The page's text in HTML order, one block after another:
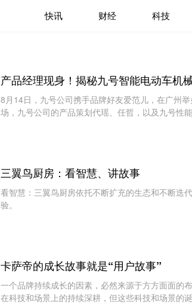
快讯 财经 科技
产品经理现身！揭秘九号智能电动车机
8月14日，九号公司携手品牌好友爱范儿，在广州
场，九号公司的产品策划代瑶、任哲，以及九号性
三翼鸟厨房：看智慧、讲故事
看智慧：三翼鸟厨房依托不断扩充的生态和不断迭
验。
卡萨帝的成长故事就是“用户故事”
一个品牌持续成长的因素，必然来源于方方面面的
在科技和场景上的持续深耕，但这些科技和场景的